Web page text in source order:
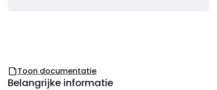
Toon documentatie
Belangrijke informatie